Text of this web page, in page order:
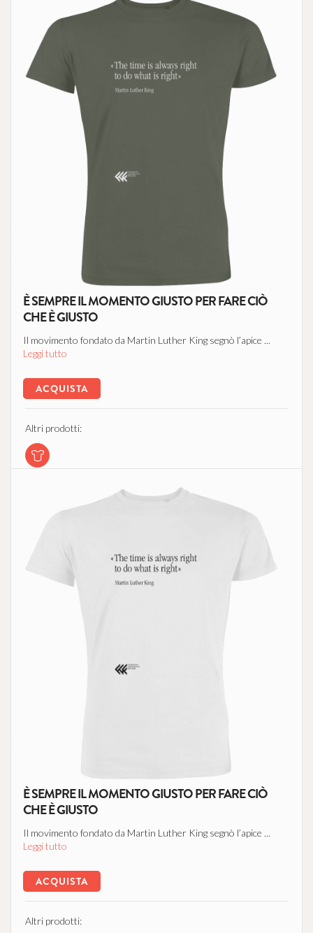
È SEMPRE IL MOMENTO GIUSTO PER FARE CIÒ
CHE È GIUSTO
Il movimento fondato da Martin Luther King segnò l’apice ...
Leggi tutto
ACQUISTA
Altri prodotti:
È SEMPRE IL MOMENTO GIUSTO PER FARE CIÒ
CHE È GIUSTO
Il movimento fondato da Martin Luther King segnò l’apice ...
Leggi tutto
ACQUISTA
Altri prodotti: